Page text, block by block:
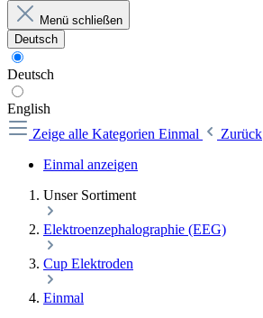
Menü schließen
Deutsch
Deutsch
English
Zeige alle Kategorien Einmal
Zurück
Einmal anzeigen
Unser Sortiment
Elektroenzephalographie (EEG)
Cup Elektroden
Einmal